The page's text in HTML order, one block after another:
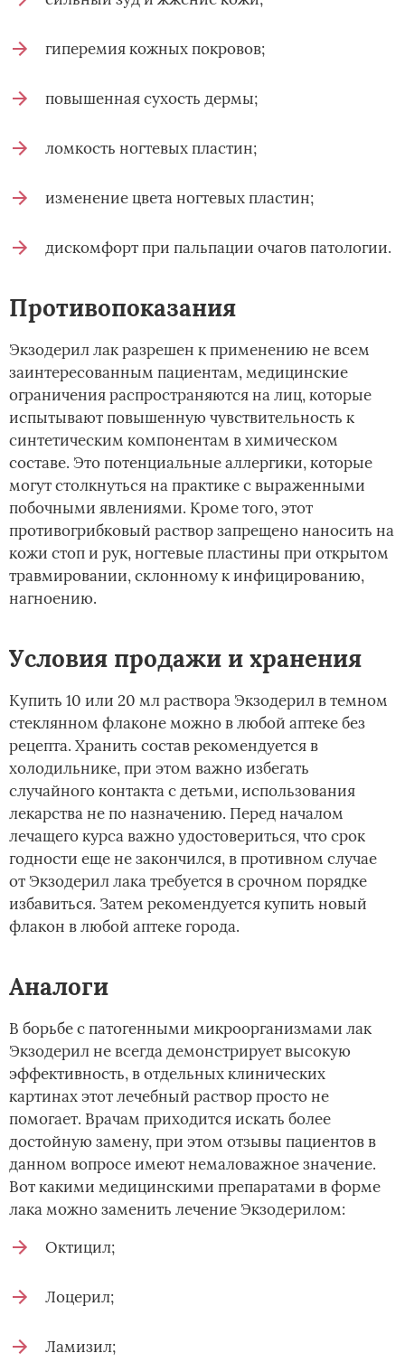
гиперемия кожных покровов;
повышенная сухость дермы;
ломкость ногтевых пластин;
изменение цвета ногтевых пластин;
дискомфорт при пальпации очагов патологии.
Противопоказания
Экзодерил лак разрешен к применению не всем
заинтересованным пациентам, медицинские
ограничения распространяются на лиц, которые
испытывают повышенную чувствительность к
синтетическим компонентам в химическом
составе. Это потенциальные аллергики, которые
могут столкнуться на практике с выраженными
побочными явлениями. Кроме того, этот
противогрибковый раствор запрещено наносить на
кожи стоп и рук, ногтевые пластины при открытом
травмировании, склонному к инфицированию,
нагноению.
Условия продажи и хранения
Купить 10 или 20 мл раствора Экзодерил в темном
стеклянном флаконе можно в любой аптеке без
рецепта. Хранить состав рекомендуется в
холодильнике, при этом важно избегать
случайного контакта с детьми, использования
лекарства не по назначению. Перед началом
лечащего курса важно удостовериться, что срок
годности еще не закончился, в противном случае
от Экзодерил лака требуется в срочном порядке
избавиться. Затем рекомендуется купить новый
флакон в любой аптеке города.
Аналоги
В борьбе с патогенными микроорганизмами лак
Экзодерил не всегда демонстрирует высокую
эффективность, в отдельных клинических
картинах этот лечебный раствор просто не
помогает. Врачам приходится искать более
достойную замену, при этом отзывы пациентов в
данном вопросе имеют немаловажное значение.
Вот какими медицинскими препаратами в форме
лака можно заменить лечение Экзодерилом:
Октицил;
Лоцерил;
Ламизил;